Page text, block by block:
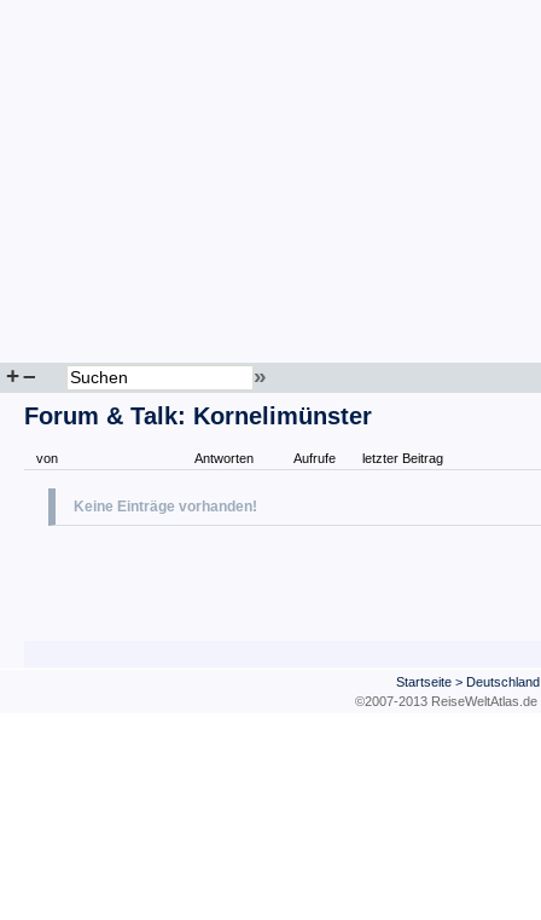
+– »
Forum & Talk: Kornelimünster
von Antworten Aufrufe letzter Beitrag
Keine Einträge vorhanden!
Startseite> Deutschland
©2007-2013